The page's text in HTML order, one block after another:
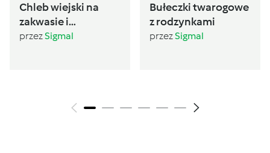
Chleb wiejski na
zakwasie i
drożdżach
przezSigmal
Bułeczki twarogowe
z rodzynkami
przezSigmal